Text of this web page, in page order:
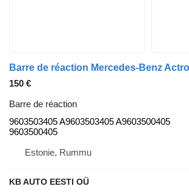
150 €
Barre de réaction
9603503405 A9603503405 A9603500405
9603500405
Estonie, Rummu
KB AUTO EESTI OÜ